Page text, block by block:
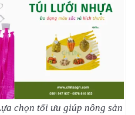
chọn tối ưu giúp nông sản